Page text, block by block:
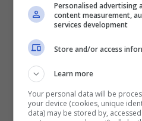
Il figlio dell’imprenditore si è
Notizie.com – © Ansa
Francesco Cocco,
spiega che“in Costa
arrestato per traffico
Personalised advertising
content measurement,
services development
Store and/or access
Learn more
Your personal data will be
your device (cookies, unique
data) may be stored by,